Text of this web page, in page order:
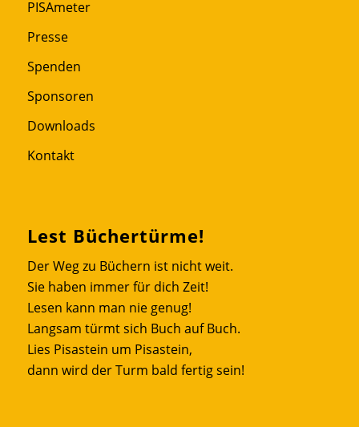
PISAmeter
Presse
Spenden
Sponsoren
Downloads
Kontakt
Lest Büchertürme!
Der Weg zu Büchern ist nicht weit.
Sie haben immer für dich Zeit!
Lesen kann man nie genug!
Langsam türmt sich Buch auf Buch.
Lies Pisastein um Pisastein,
dann wird der Turm bald fertig sein!